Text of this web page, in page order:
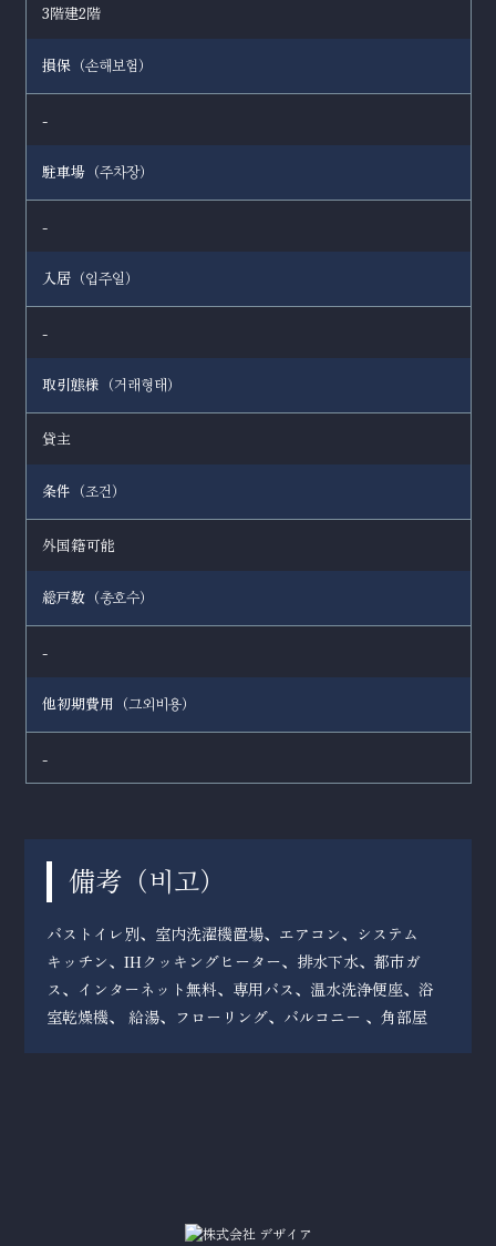
3階建2階
損保（손해보험 ）
-
駐車場（주차장）
-
入居（입주일 ）
-
取引態様（거래형태 ）
貸主
条件（조건 ）
外国籍可能
総戸数（총호수）
-
他初期費用（그외비용）
-
備考（ 비고）
バストイレ別、室内洗濯機置場、エアコン、システム
キッチン、IHクッキングヒーター、排水下水、都市ガ
ス、インターネット無料、専用バス、温水洗浄便座、浴
室乾燥機、 給湯、フローリング、バルコニー 、角部屋